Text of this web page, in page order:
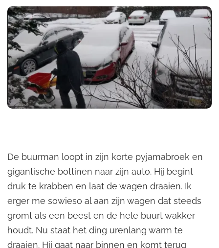
De buurman loopt in zijn korte pyjamabroek en
gigantische bottinen naar zijn auto. Hij begint
druk te krabben en laat de wagen draaien. Ik
erger me sowieso al aan zijn wagen dat steeds
gromt als een beest en de hele buurt wakker
houdt. Nu staat het ding urenlang warm te
draaien. Hij gaat naar binnen en komt terug